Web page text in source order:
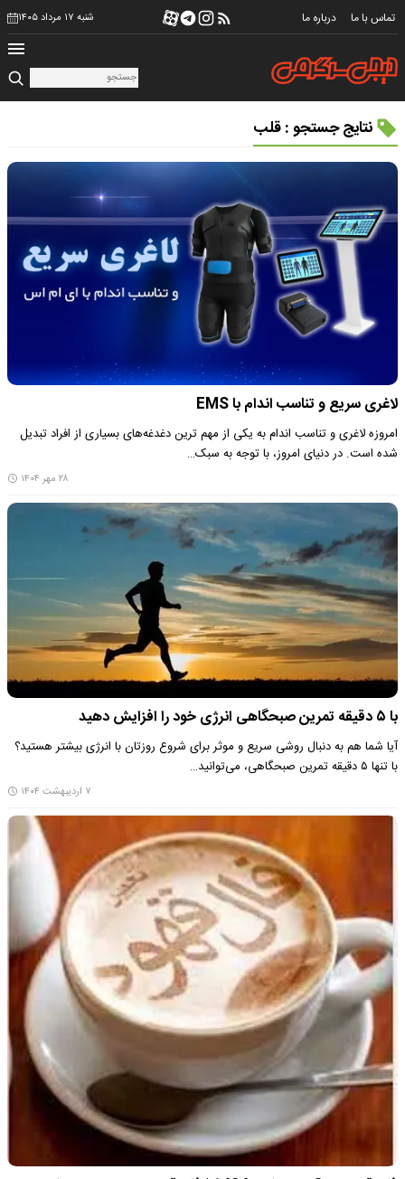
تماس با ما درباره ما شنبه ۱۷ مرداد ۱۴۰۵
نتایج جستجو : قلب
لاغری سریع و تناسب اندام با EMS
امروزه لاغری و تناسب اندام به یکی از مهم‌ ترین دغدغه‌های بسیاری از افراد تبدیل
شده است. در دنیای امروز، با توجه به سبک…
۲۸ مهر ۱۴۰۴
با ۵ دقیقه تمرین صبحگاهی انرژی خود را افزایش دهید
آیا شما هم به دنبال روشی سریع و موثر برای شروع روزتان با انرژی بیشتر هستید؟
با تنها ۵ دقیقه تمرین صبحگاهی، می‌توانید…
۷ اردیبهشت ۱۴۰۴